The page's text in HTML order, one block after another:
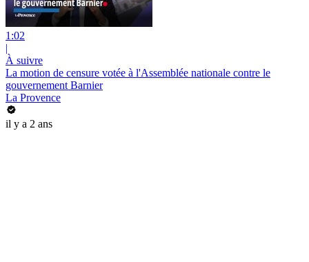
1:02
|
À suivre
La motion de censure votée à l'Assemblée nationale contre le
gouvernement Barnier
La Provence
il y a 2 ans